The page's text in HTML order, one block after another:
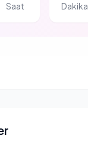
Saat Dakika